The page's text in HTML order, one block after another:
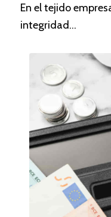
En el tejido
integridad…